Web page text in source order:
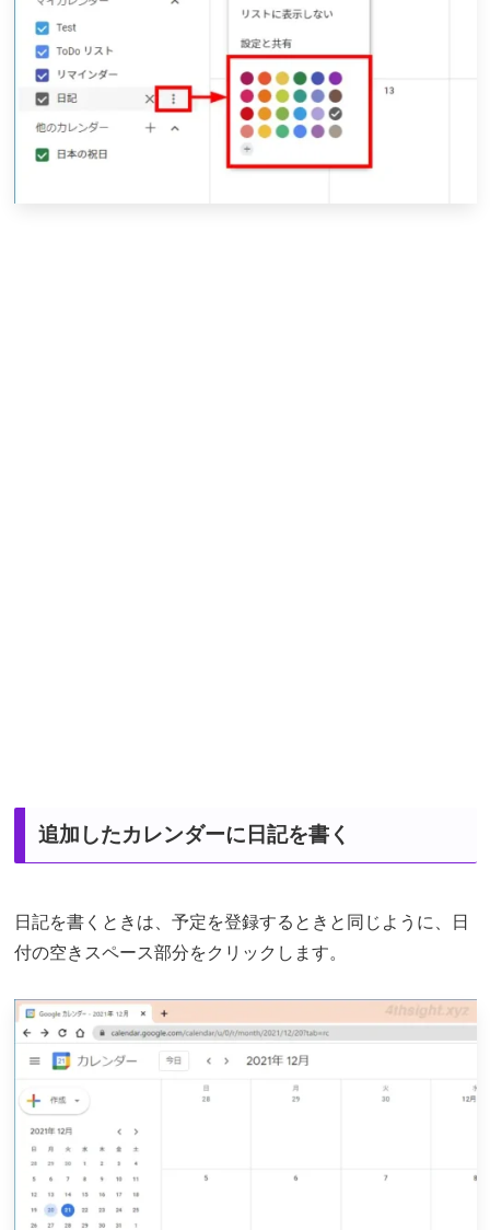
追加したカレンダーに日記を書く
日記を書くときは、予定を登録するときと同じように、日
付の空きスペース部分をクリックします。